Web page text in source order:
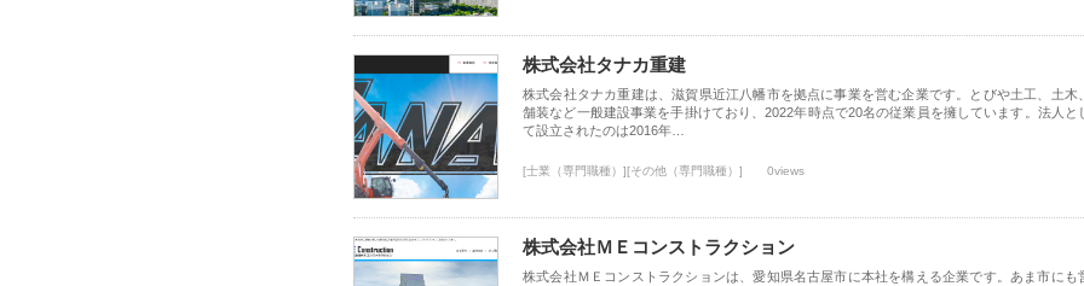
株式会社タナカ重建
株式会社タナカ重建は、滋賀県近江八幡市を拠点に事業を営む企業です。とびや土工、土木、
舗装など一般建設事業を手掛けており、2022年時点で20名の従業員を擁しています。法人と
て設立されたのは2016年…
[士業（専門職種）][その他（専門職種）] 0views
株式会社ＭＥコンストラクション
株式会社ＭＥコンストラクションは、愛知県名古屋市に本社を構える企業です。あま市にも